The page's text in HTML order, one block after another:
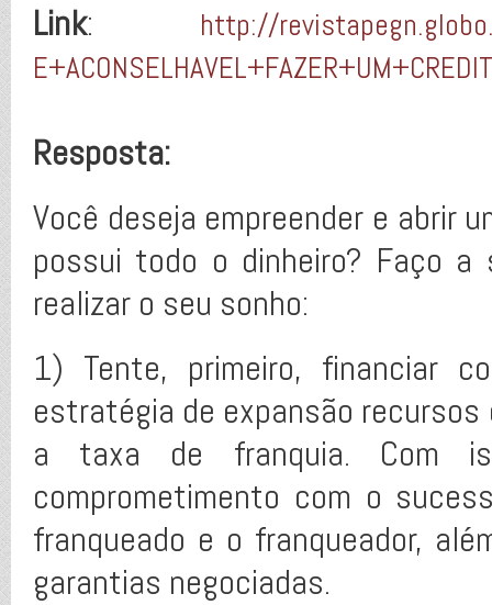
Link:
http://
Resposta:
Você deseja empreender e abrir
possui todo o dinheiro? Faço
realizar o seu sonho:
1) Tente, primeiro, financiar
estratégia de expansão
a taxa de franquia. Com
comprometimento com o
franqueado e o franqueador,
garantias negociadas.